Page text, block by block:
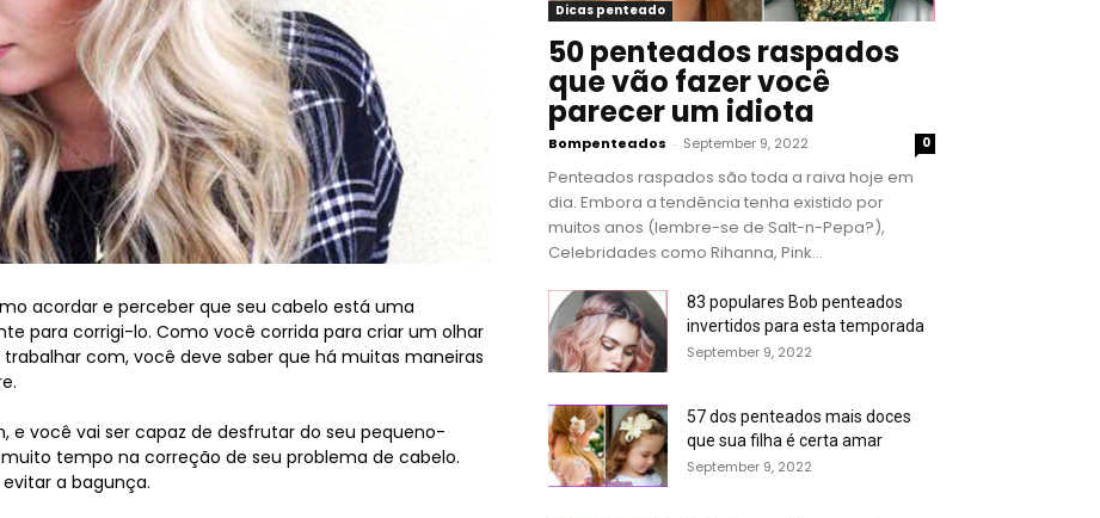
acordar e perceber que seu cabelo está uma
para corrigi-lo. Como você corrida para criar um olhar
com, você deve saber que há muitas maneiras
e você vai ser capaz de desfrutar do seu pequeno-
tempo na correção de seu problema de cabelo.
a bagunça.
Dicas penteado
50 penteados raspados
que vão fazer você
parecer um idiota
Bompenteados - September 9, 2022 0
Penteados raspados são toda a raiva hoje em
dia. Embora a tendência tenha existido por
muitos anos (lembre-se de Salt-n-Pepa?),
Celebridades como Rihanna, Pink...
83 populares Bob penteados
invertidos para esta temporada
September 9, 2022
57 dos penteados mais doces
que sua filha é certa amar
September 9, 2022